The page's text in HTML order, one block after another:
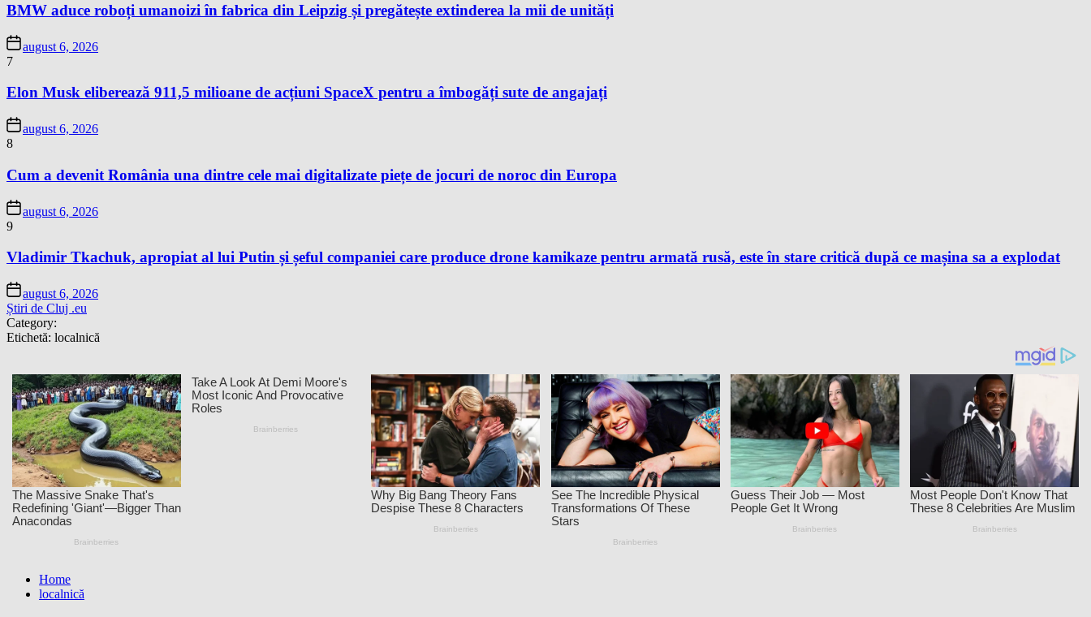
BMW aduce roboți umanoizi în fabrica din Leipzig și pregătește extinderea la mii de unități
august 6, 2026
7
Elon Musk eliberează 911,5 milioane de acțiuni SpaceX pentru a îmbogăți sute de angajați
august 6, 2026
8
Cum a devenit România una dintre cele mai digitalizate piețe de jocuri de noroc din Europa
august 6, 2026
9
Vladimir Tkachuk, apropiat al lui Putin și șeful companiei care produce drone kamikaze pentru armată rusă, este în stare critică după ce mașina sa a explodat
august 6, 2026
Știri de Cluj .eu
Category:
Etichetă: localnică
Home
localnică